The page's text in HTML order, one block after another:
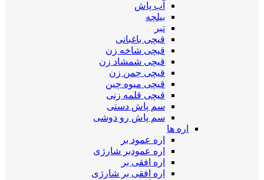
آب پاش
بیلچه
تبر
قیچی باغبانی
قیچی شاخه زن
قیچی شمشاد زن
قیچی چمن زن
قیچی میوه چین
قیچی قلمه زنی
سم پاش دستی
سم پاش رو دوشی
اره ها
اره عمود بر
اره عمودبر شارژی
اره افقی بر
اره افقی بر شارژی